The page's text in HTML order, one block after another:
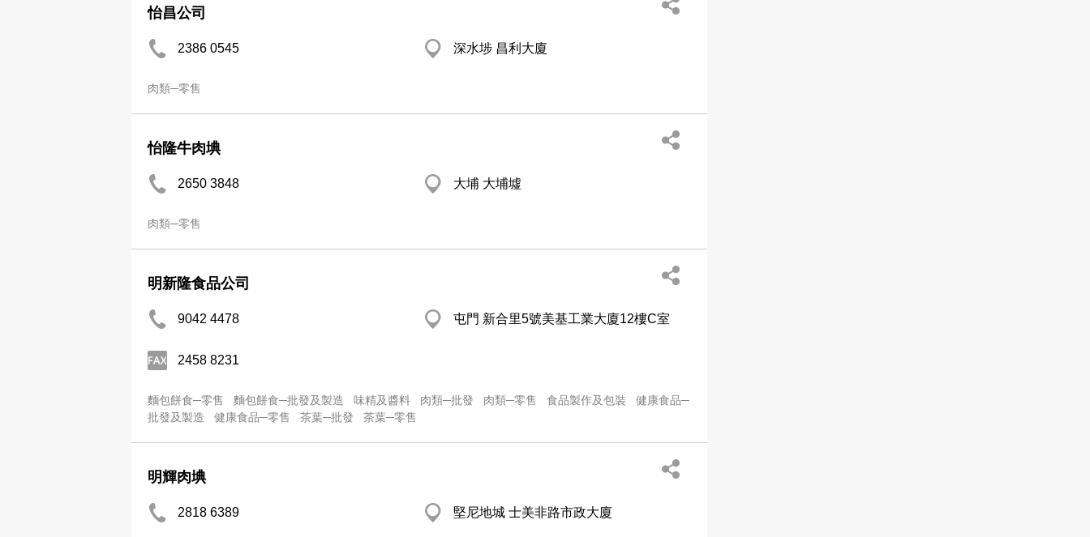
怡昌公司
2386 0545 深水埗 昌利大廈
肉類─零售
怡隆牛肉㙉
2650 3848 大埔 大埔墟
肉類─零售
明新隆食品公司
9042 4478 屯門 新合里5號美基工業大廈12樓C室
2458 8231
麵包餅食─零售 麵包餅食─批發及製造 味精及醬料 肉類─批發 肉類─零售 食品製作及包裝
健康食品─
批發及製造
健康食品─零售 茶葉─批發 茶葉─零售
明輝肉㙉
2818 6389 堅尼地城 士美非路市政大廈